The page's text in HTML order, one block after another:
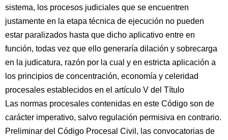
sistema, los procesos judiciales que se encuentren
justamente en la etapa técnica de ejecución no pueden
estar paralizados hasta que dicho aplicativo entre en
función, todas vez que ello generaría dilación y sobrecarga
en la judicatura, razón por la cual y en estricta aplicación a
los principios de concentración, economía y celeridad
procesales establecidos en el artículo V del Título
Las normas procesales contenidas en este Código son de
carácter imperativo, salvo regulación permisiva en contrario.
Preliminar del Código Procesal Civil, las convocatorias de